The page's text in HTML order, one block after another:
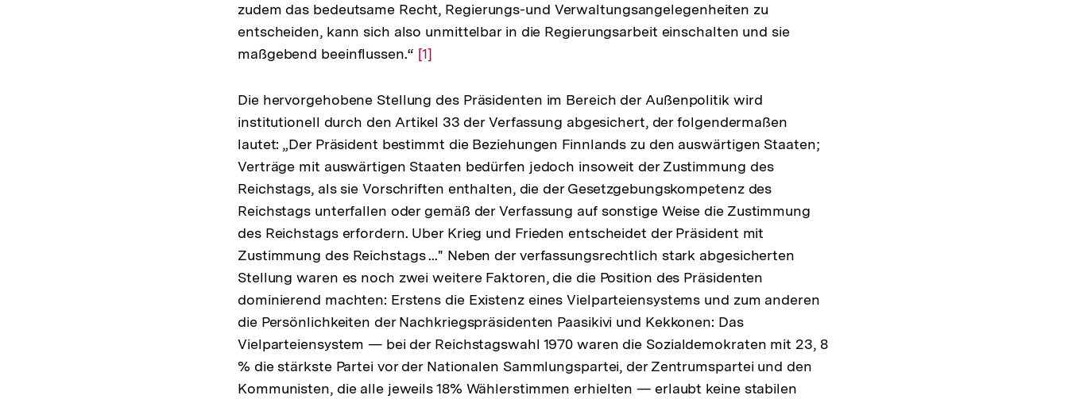
zudem das bedeutsame Recht, Regierungs-und Verwaltungsangelegenheiten zu
entscheiden, kann sich also unmittelbar in die Regierungsarbeit einschalten und sie
maßgebend beeinflussen.“ Zur
der
Fußnote
[1]
Die hervorgehobene Stellung des Präsidenten im Bereich der Außenpolitik wird
institutionell durch den Artikel 33 der Verfassung abgesichert, der folgendermaßen
lautet: „Der Präsident bestimmt die Beziehungen Finnlands zu den auswärtigen Staaten;
Verträge mit auswärtigen Staaten bedürfen jedoch insoweit der Zustimmung des
Reichstags, als sie Vorschriften enthalten, die der Gesetzgebungskompetenz des
Reichstags unterfallen oder gemäß der Verfassung auf sonstige Weise die Zustimmung
des Reichstags erfordern. Uber Krieg und Frieden entscheidet der Präsident mit
Zustimmung des Reichstags ..." Neben der verfassungsrechtlich stark abgesicherten
Stellung waren es noch zwei weitere Faktoren, die die Position des Präsidenten
dominierend machten: Erstens die Existenz eines Vielparteiensystems und zum anderen
die Persönlichkeiten der Nachkriegspräsidenten Paasikivi und Kekkonen: Das
Vielparteiensystem — bei der Reichstagswahl 1970 waren die Sozialdemokraten mit 23, 8
% die stärkste Partei vor der Nationalen Sammlungspartei, der Zentrumspartei und den
Kommunisten, die alle jeweils 18% Wählerstimmen erhielten — erlaubt keine stabilen